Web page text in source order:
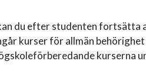
du efter studenten fortsätta
kurser för allmän
kurserna